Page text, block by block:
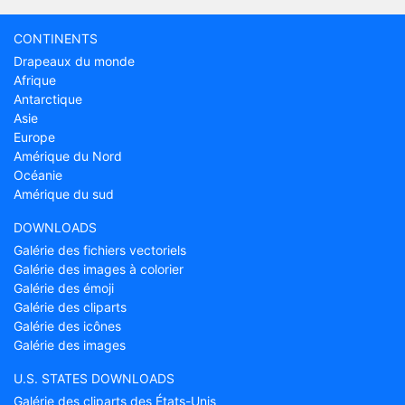
CONTINENTS
Drapeaux du monde
Afrique
Antarctique
Asie
Europe
Amérique du Nord
Océanie
Amérique du sud
DOWNLOADS
Galérie des fichiers vectoriels
Galérie des images à colorier
Galérie des émoji
Galérie des cliparts
Galérie des icônes
Galérie des images
U.S. STATES DOWNLOADS
Galérie des cliparts des États-Unis